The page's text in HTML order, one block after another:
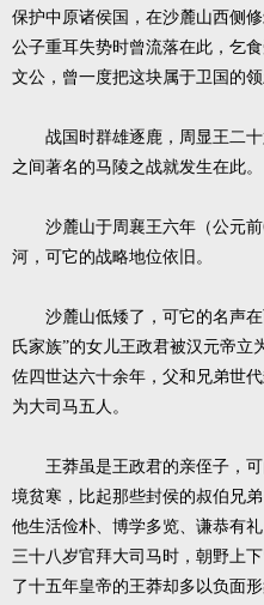
保护中原诸侯国，在沙麓山西侧
公子重耳失势时曾流落在此，乞
文公，曾一度把这块属于卫国的领
战国时群雄逐鹿，周显王二
之间著名的马陵之战就发生在此。
沙麓山于周襄王六年（公元前
河，可它的战略地位依旧。
沙麓山低矮了，可它的名声
氏家族”的女儿王政君被汉元帝立
佐四世达六十余年，父和兄弟世
为大司马五人。
王莽虽是王政君的亲侄子，
境贫寒，比起那些封侯的叔伯兄
他生活俭朴、博学多览、谦恭有
三十八岁官拜大司马时，朝野上
了十五年皇帝的王莽却多以负面形